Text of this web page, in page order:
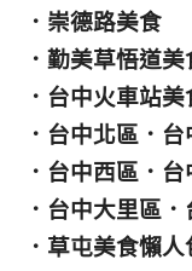
． 崇德路美食
． 勤美草悟道美
． 台中火車站美
． 台中北區 ． 台
． 台中西區 ． 台
． 台中大里區 ．
． 草屯美食懶人